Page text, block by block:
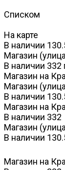
Списком
На карте
В наличии
Магазин
В наличии 332
Магазин на
Магазин
В наличии
Магазин на
В наличии 332
Магазин
В наличии
Магазин на